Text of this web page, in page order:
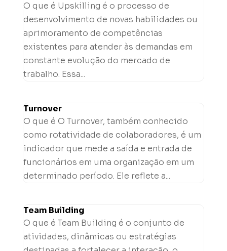
O que é Upskilling é o processo de
desenvolvimento de novas habilidades ou
aprimoramento de competências
existentes para atender às demandas em
constante evolução do mercado de
trabalho. Essa...
Turnover
O que é O Turnover, também conhecido
como rotatividade de colaboradores, é um
indicador que mede a saída e entrada de
funcionários em uma organização em um
determinado período. Ele reflete a...
Team Building
O que é Team Building é o conjunto de
atividades, dinâmicas ou estratégias